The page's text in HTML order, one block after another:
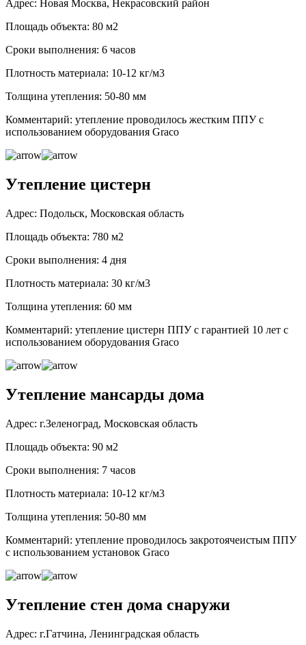
Адрес: Новая Москва, Некрасовский район
Площадь объекта: 80 м2
Сроки выполнения: 6 часов
Плотность материала: 10-12 кг/м3
Толщина утепления: 50-80 мм
Комментарий: утепление проводилось жестким ППУ с
использованием оборудования Graco
Утепление цистерн
Адрес: Подольск, Московская область
Площадь объекта: 780 м2
Сроки выполнения: 4 дня
Плотность материала: 30 кг/м3
Толщина утепления: 60 мм
Комментарий: утепление цистерн ППУ с гарантией 10 лет с
использованием оборудования Graco
Утепление мансарды дома
Адрес: г.Зеленоград, Московская область
Площадь объекта: 90 м2
Сроки выполнения: 7 часов
Плотность материала: 10-12 кг/м3
Толщина утепления: 50-80 мм
Комментарий: утепление проводилось закротоячеистым ППУ
с использованием установок Graco
Утепление стен дома снаружи
Адрес: г.Гатчина, Ленинградская область